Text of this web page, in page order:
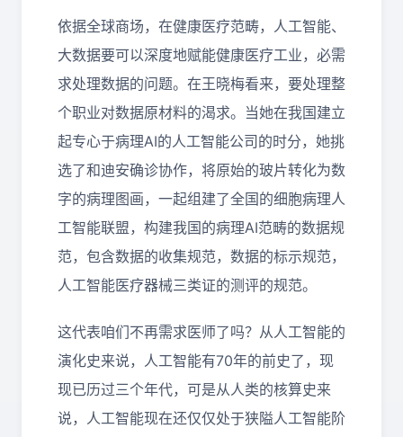
依据全球商场，在健康医疗范畴，人工智能、
大数据要可以深度地赋能健康医疗工业，必需
求处理数据的问题。在王晓梅看来，要处理整
个职业对数据原材料的渴求。当她在我国建立
起专心于病理AI的人工智能公司的时分，她挑
选了和迪安确诊协作，将原始的玻片转化为数
字的病理图画，一起组建了全国的细胞病理人
工智能联盟，构建我国的病理AI范畴的数据规
范，包含数据的收集规范，数据的标示规范，
人工智能医疗器械三类证的测评的规范。
这代表咱们不再需求医师了吗？从人工智能的
演化史来说，人工智能有70年的前史了，现
现已历过三个年代，可是从人类的核算史来
说，人工智能现在还仅仅处于狭隘人工智能阶